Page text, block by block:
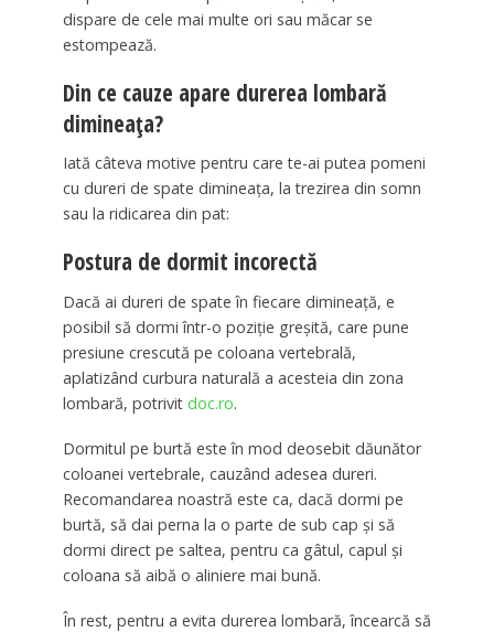
dispare de cele mai multe ori sau măcar se
estompează.
Din ce cauze apare durerea lombară
dimineața?
Iată câteva motive pentru care te-ai putea pomeni
cu dureri de spate dimineața, la trezirea din somn
sau la ridicarea din pat:
Postura de dormit incorectă
Dacă ai dureri de spate în fiecare dimineață, e
posibil să dormi într-o poziție greșită, care pune
presiune crescută pe coloana vertebrală,
aplatizând curbura naturală a acesteia din zona
lombară, potrivit doc.ro.
Dormitul pe burtă este în mod deosebit dăunător
coloanei vertebrale, cauzând adesea dureri.
Recomandarea noastră este ca, dacă dormi pe
burtă, să dai perna la o parte de sub cap și să
dormi direct pe saltea, pentru ca gâtul, capul și
coloana să aibă o aliniere mai bună.
În rest, pentru a evita durerea lombară, încearcă să